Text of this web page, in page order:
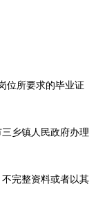
位所要求的毕业证
乡镇人民政府办理
完整资料或者以其